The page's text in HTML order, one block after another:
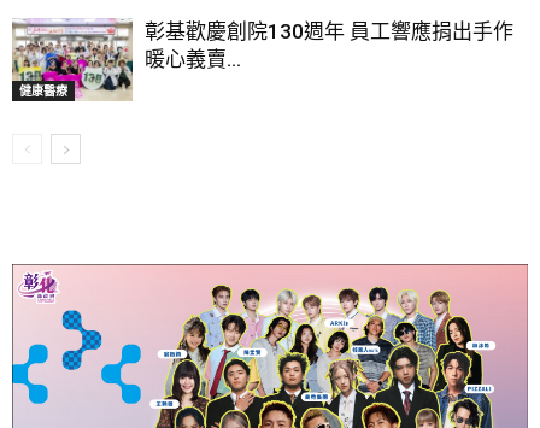
健康醫療
彰基歡慶創院130週年 員工響應捐出手作
暖心義賣...